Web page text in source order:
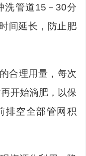
洗管道15 － 30分
间延长，防止肥
合理用量，每次
开始滴肥，以保
排空全部管网积